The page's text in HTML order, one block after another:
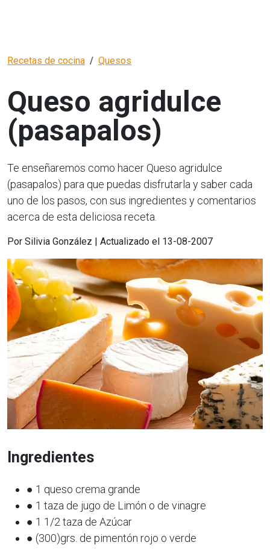
Recetas de cocina Quesos
Queso agridulce
(pasapalos)
Te enseñaremos como hacer Queso agridulce
(pasapalos) para que puedas disfrutarla y saber cada
uno de los pasos, con sus ingredientes y comentarios
acerca de esta deliciosa receta.
Por Silivia González | Actualizado el 13-08-2007
Ingredientes
● 1 queso crema grande
● 1 taza de jugo de Limón o de vinagre
● 1 1/2 taza de Azúcar
● (300)grs. de pimentón rojo o verde